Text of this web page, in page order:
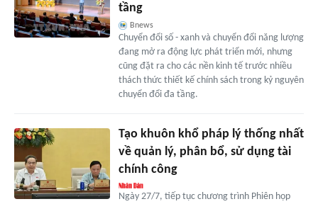
tầng
Bnews
Chuyển đổi số - xanh và chuyển đổi năng lượng
đang mở ra động lực phát triển mới, nhưng
cũng đặt ra cho các nền kinh tế trước nhiều
thách thức thiết kế chính sách trong kỷ nguyên
chuyển đổi đa tầng.
Tạo khuôn khổ pháp lý thống nhất
về quản lý, phân bổ, sử dụng tài
chính công
Ngày 27/7, tiếp tục chương trình Phiên họp